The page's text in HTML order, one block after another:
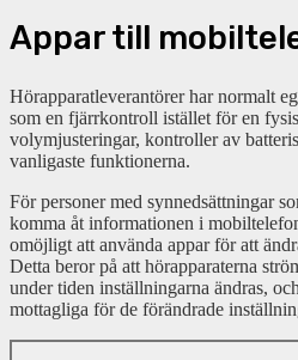
Appar till
Hörapparatleverantörer har normalt
som en fjärrkontroll istället för en
volymjusteringar, kontroller av
vanligaste funktionerna.
För personer med synnedsättningar
komma åt informationen i
omöjligt att använda appar för att
Detta beror på att hörapparaterna
under tiden inställningarna ändras,
mottagliga för de förändrade